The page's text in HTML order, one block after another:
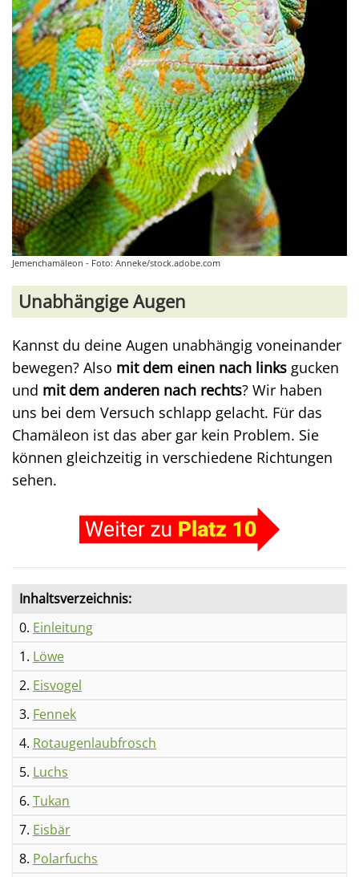
Jemenchamäleon - Foto: Anneke/stock.adobe.com
Unabhängige Augen
Kannst du deine Augen unabhängig voneinander
bewegen? Also mit dem einen nach links gucken
und mit dem anderen nach rechts? Wir haben
uns bei dem Versuch schlapp gelacht. Für das
Chamäleon ist das aber gar kein Problem. Sie
können gleichzeitig in verschiedene Richtungen
sehen.
Inhaltsverzeichnis:
0. Einleitung
1. Löwe
2. Eisvogel
3. Fennek
4. Rotaugenlaubfrosch
5. Luchs
6. Tukan
7. Eisbär
8. Polarfuchs